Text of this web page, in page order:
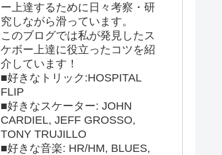
ー上達するために日々考察・研
究しながら滑っています。
このブログでは私が発見したス
ケボー上達に役立ったコツを紹
介しています！
■好きなトリック:HOSPITAL
FLIP
■好きなスケーター: JOHN
CARDIEL, JEFF GROSSO,
TONY TRUJILLO
■好きな音楽: HR/HM, BLUES,